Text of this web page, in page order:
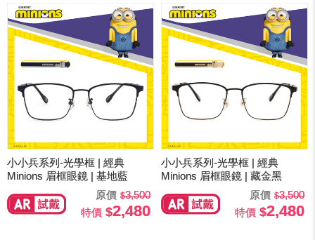
小小兵系列-光學框 | 經典
Minions 眉框眼鏡 | 基地藍
原價
3,500
特價
2,480
小小兵系列-光學框 | 經典
Minions 眉框眼鏡 | 藏金黑
原價
3,500
特價
2,480